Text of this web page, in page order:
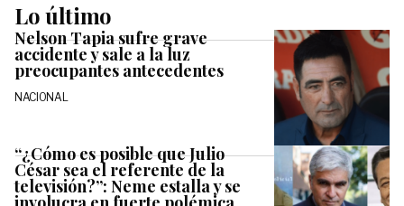
Lo último
Nelson Tapia sufre grave
accidente y sale a la luz
preocupantes antecedentes
NACIONAL
“¿Cómo es posible que Julio
César sea el referente de la
televisión?”: Neme estalla y se